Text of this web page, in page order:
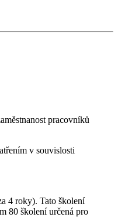
pracovníků
v souvislosti
4 roky). Tato školení
80 školení určená pro